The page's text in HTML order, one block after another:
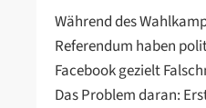
Während des
Referendum haben
Facebook gezielt
Das Problem daran: